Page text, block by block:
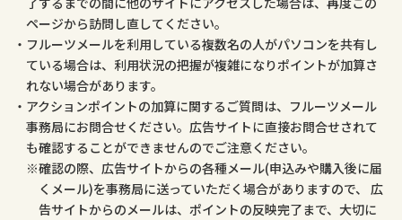
ページから訪問し直してください。
フルーツメールを利用している複数名の人がパソコンを共有し
ている場合は、利用状況の把握が複雑になりポイントが加算さ
れない場合があります。
アクションポイントの加算に関するご質問は、フルーツメール
事務局にお問合せください。広告サイトに直接お問合せされて
も確認することができませんのでご注意ください。
確認の際、広告サイトからの各種メール(申込みや購入後に届
くメール)を事務局に送っていただく場合がありますので、 広
告サイトからのメールは、ポイントの反映完了まで、大切に